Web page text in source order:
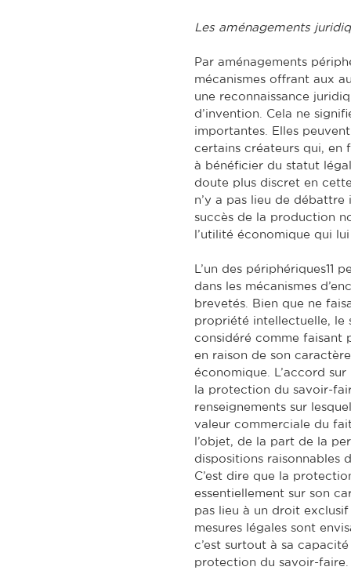
Les aménagements
Par aménagements
mécanismes offrant aux
une reconnaissance
d’invention. Cela ne
importantes. Elles
certains créateurs qui, en
à bénéficier du statut
doute plus discret en
n’y a pas lieu de
succès de la production
l’utilité économique qui
L’un des périphériques11
dans les mécanismes
brevetés. Bien que ne
propriété intellectuelle, le
considéré comme faisant
en raison de son
économique. L’accord
la protection du savoir-
renseignements sur
valeur commerciale du
l’objet, de la part de la
dispositions raisonnables
C’est dire que la
essentiellement sur son
pas lieu à un droit
mesures légales sont
c’est surtout à sa
protection du savoir-faire.